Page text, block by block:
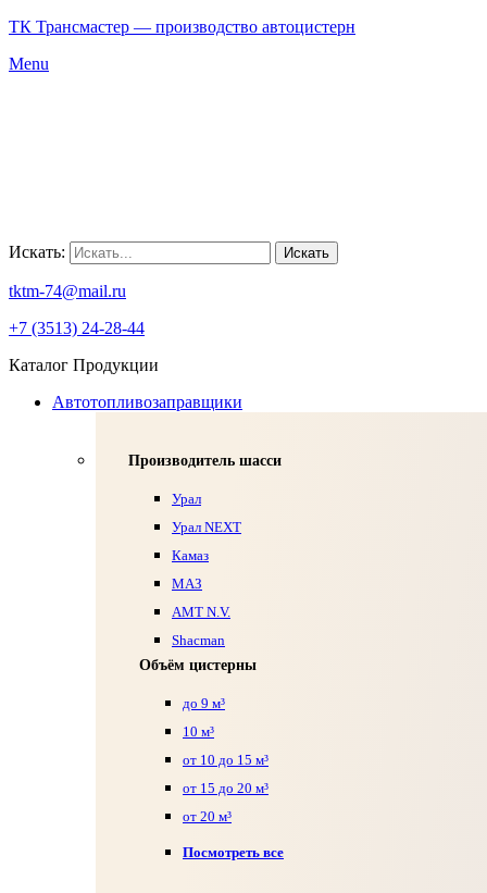
ТК Трансмастер — производство автоцистерн
Menu
Искать: Искать
tktm-74@mail.ru
+7 (3513) 24-28-44
Каталог Продукции
Автотопливозаправщики
Производитель шасси
Урал
Урал NEXT
Камаз
МАЗ
AMT N.V.
Shacman
Объём цистерны
до 9 м³
10 м³
от 10 до 15 м³
от 15 до 20 м³
от 20 м³
Посмотреть все